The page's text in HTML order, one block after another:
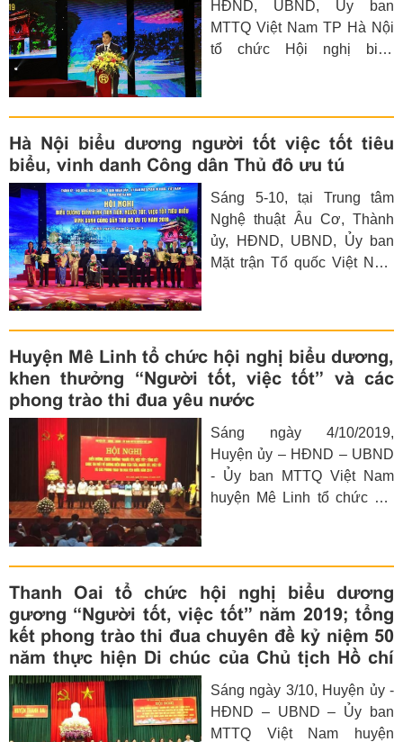
cuộc thi viết về gương điển
hình tiên tiến, gương người
tốt việc tốt trong phong trào
HĐND, UBND, Ủy ban
MTTQ Việt Nam TP Hà Nội
tổ chức Hội nghị biểu
vinh danh Công dân Thủ đô
ưu tú năm 2019.
Hà Nội biểu dương người tốt việc tốt tiêu
biểu, vinh danh Công dân Thủ đô ưu tú
Sáng 5-10, tại Trung tâm
Nghệ thuật Âu Cơ, Thành
ủy, HĐND, UBND, Ủy ban
Mặt trận Tổ quốc Việt Nam
hình tiên tiến, người tốt, việc
tốt tiêu biểu; vinh danh Công
dân Thủ đô ưu tú năm 2019.
Đây là một trong những hoạt
năm Ngày Giải phóng Thủ
đô (10/10/1954 -
10/10/2019).
Huyện Mê Linh tổ chức hội nghị biểu dương,
khen thưởng “Người tốt, việc tốt” và các
phong trào thi đua yêu nước
Sáng ngày 4/10/2019,
Huyện ủy – HĐND – UBND
- Ủy ban MTTQ Việt Nam
huyện Mê Linh tổ chức hội
và tổng kết cuộc thi viết về
gương điển hình tiên tiến,
người tốt, việc tốt và các
phong trào thi đua yêu nước
huyện năm 2019 nhân dịp
kỷ niệm 50 năm thực hiện Di
chúc của Chủ tịch Hồ Chí
Minh.
Thanh Oai tổ chức hội nghị biểu dương
gương “Người tốt, việc tốt” năm 2019; tổng
kết phong trào thi đua chuyên đề kỷ niệm 50
năm thực hiện Di chúc của Chủ tịch Hồ chí
Minh
Sáng ngày 3/10, Huyện ủy -
HĐND – UBND – Ủy ban
MTTQ Việt Nam huyện